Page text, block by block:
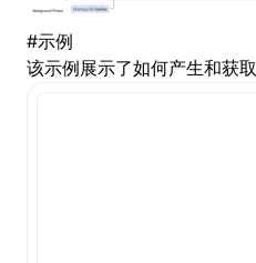
#示例
该示例展示了如何产生和获取